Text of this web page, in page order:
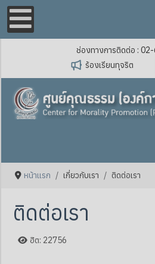
ช่องทางการติดต่อ :
ร้องเรียนทุจริต
หน้าแรก เกี่ยวกับเรา ติดต่อเรา
ติดต่อเรา
ฮิต: 22756